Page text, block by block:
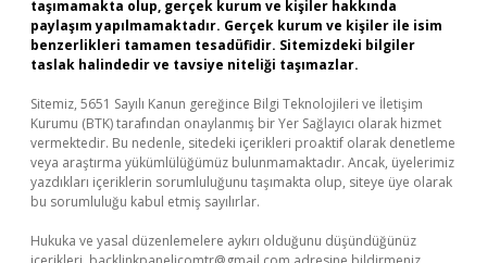
taşımamakta olup, gerçek kurum ve kişiler hakkında
paylaşım yapılmamaktadır. Gerçek kurum ve kişiler ile isim
benzerlikleri tamamen tesadüfidir. Sitemizdeki bilgiler
taslak halindedir ve tavsiye niteliği taşımazlar.
Sitemiz, 5651 Sayılı Kanun gereğince Bilgi Teknolojileri ve İletişim
Kurumu (BTK) tarafından onaylanmış bir Yer Sağlayıcı olarak hizmet
vermektedir. Bu nedenle, sitedeki içerikleri proaktif olarak denetleme
veya araştırma yükümlülüğümüz bulunmamaktadır. Ancak, üyelerimiz
yazdıkları içeriklerin sorumluluğunu taşımakta olup, siteye üye olarak
bu sorumluluğu kabul etmiş sayılırlar.
Hukuka ve yasal düzenlemelere aykırı olduğunu düşündüğünüz